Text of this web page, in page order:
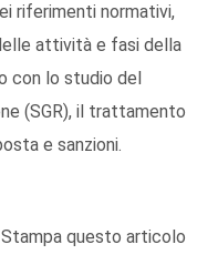
riferimenti normativi,
attività e fasi della
con lo studio del
(SGR), il trattamento
e sanzioni.
Stampa questo articolo